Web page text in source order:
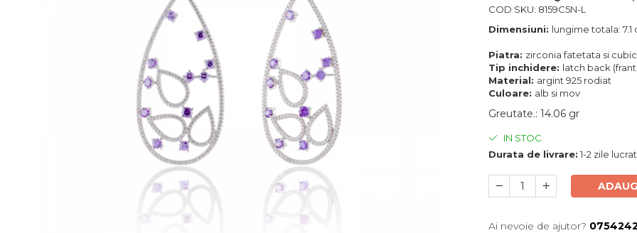
BRATARI PENTRU PICIOR
COD SKU: 8159C5N-L
Dimensiuni: lungime totala:
Piatra: zirconia fatetata si
Tip inchidere: latch back
Material: argint 925 rodiat
Culoare: alb si mov
Greutate.: 14.06 gr
IN STOC
Durata de livrare: 1-2 zile
Ai nevoie de ajutor?